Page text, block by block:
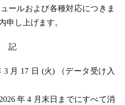
ールおよび各種対応につきま
申し上げます。
記
3 月 17 日 (火) （データ受け入
年 4 月末日までにすべて消